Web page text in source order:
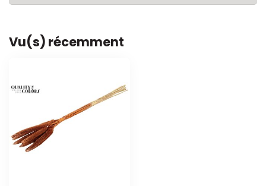
Vu(s) récemment